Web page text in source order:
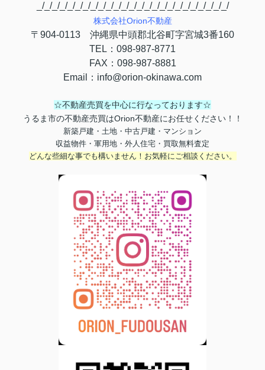
_/_/_/_/_/_/_/_/_/_/_/_/_/_/_/_/_/_/_/_/_/_/_/_/_/
株式会社Orion不動産
〒 904-0113 沖縄県中頭郡北谷町字宮城3番160
TEL ： 098-987-8771
FAX ： 098-987-8881
Email
： info@orion-okinawa.com
☆不動産売買を中心に行なっております☆
うるま市の不動産売買はOrion不動産にお任せください！！
新築戸建・土地・中古戸建・マンション
収益物件・軍用地・外人住宅・買取無料査定
どんな些細な事でも構いません！お気軽にご相談ください。